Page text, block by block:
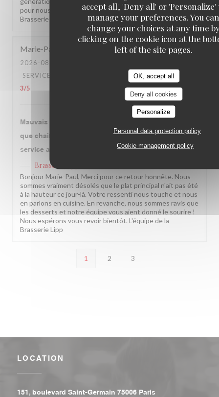
accept all', 'Deny all' or 'Personalize'
manage your preferences. You
change your choices at any time
clicking on the cookie icon at the
left of the site pages.
OK, accept all
Deny all cookies
Personalize
Personal data protection policy
Cookie management policy
pour nous. On espère vous revoir bientôt ! L'équipe de la
Brasserie Lipp !
Marie-Paul
2026-08-01
SERVICE
FOOD : 3/5 VALUE
3/5
Mauvais jour chez Lipp, poulet sec et plutôt carcasse
que chair, frites à l’avenant. MAIS desserts parfaits et
service adorable.
Brasserie Lipp
Bonjour Marie-Paul, Merci pour ce retour honnête. Nous
sommes vraiment désolés que le plat principal n'ait pas été
à la hauteur ce jour-là. Votre ressenti nous touche et nous
en parlons en cuisine. En revanche, nous sommes ravis que
les desserts et notre équipe vous aient donné le sourire !
Nous espérons vous revoir bientôt. L'équipe de la
Brasserie Lipp
1 2 3
LOCATION
151, boulevard Saint-Germain 75006 Paris